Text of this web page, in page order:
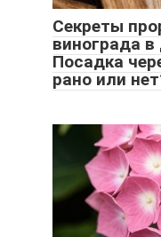
Секреты
винограда
Посадка
рано или